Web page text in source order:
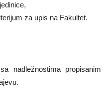
za upis na Fakultet.
nadležnostima